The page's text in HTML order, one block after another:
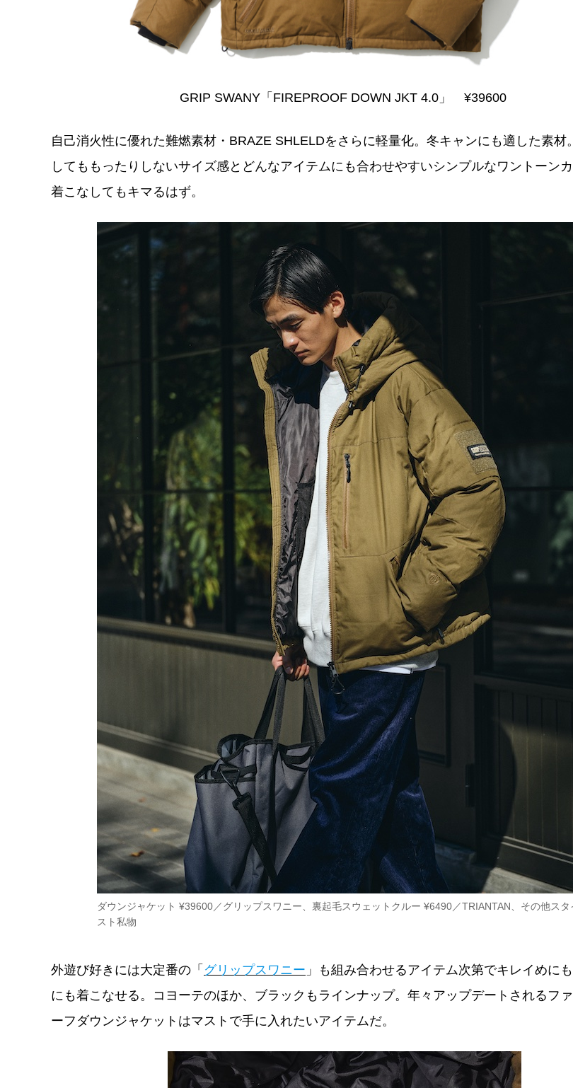
GRIP SWANY「FIREPROOF DOWN JKT 4.0」 ¥39600
自己消火性に優れた難燃素材・BRAZE SHLELDをさらに軽量化。冬キャンにも適した素材
してももったりしないサイズ感とどんなアイテムにも合わせやすいシンプルなワントーン
着こなしてもキマるはず。
ダウンジャケット ¥39600／グリップスワニー、裏起毛スウェットクルー ¥6490／TRIANTAN、その他スタ
スト私物
外遊び好きには大定番の「 グリップスワニー 」も組み合わせるアイテム次第でキレイめに
にも着こなせる。コヨーテのほか、ブラックもラインナップ。年々アップデートされるフ
ーフダウンジャケットはマストで手に入れたいアイテムだ。